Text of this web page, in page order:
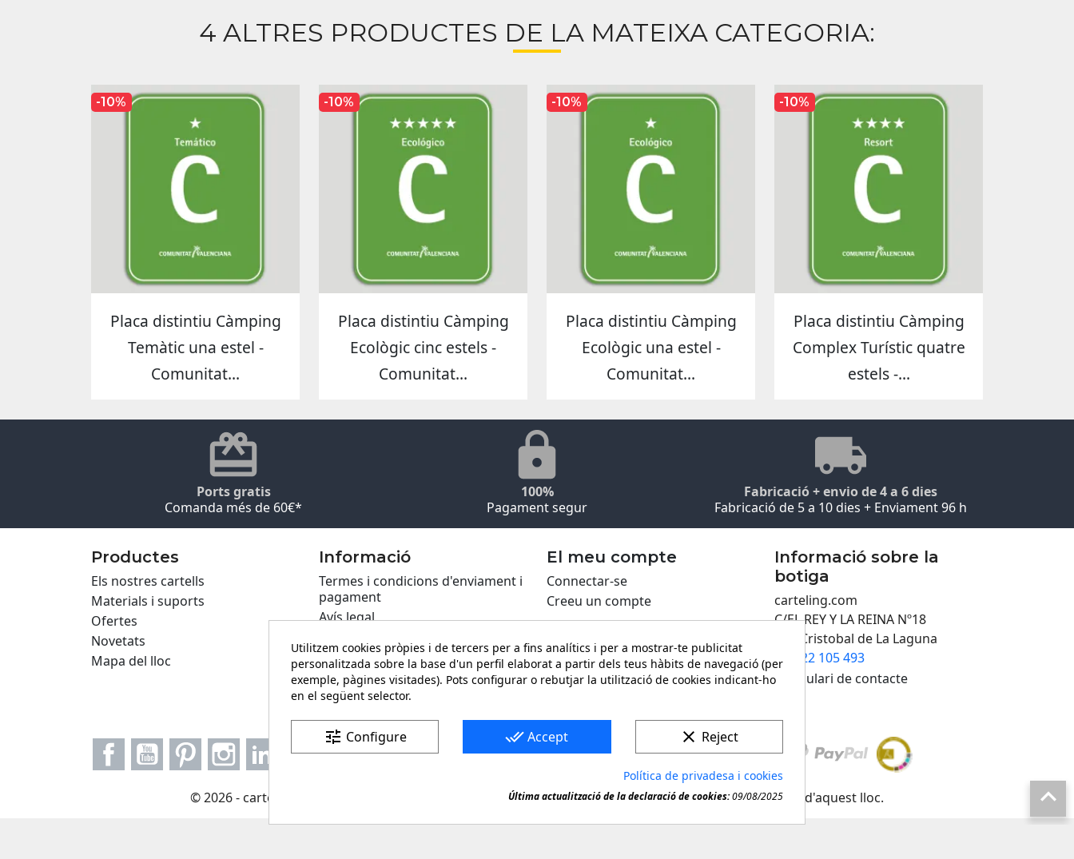
4 ALTRES PRODUCTES DE LA MATEIXA CATEGORIA:
Placa distintiu Càmping
Temàtic una estel -
Comunitat...
-10%
Placa distintiu Càmping
Ecològic cinc estels -
Comunitat...
-10%
Placa distintiu Càmping
Ecològic una estel -
Comunitat...
-10%
Placa distintiu Càmping
Complex Turístic quatre
estels -...
-10%
Ports gratis
Comanda més de 60€*
100%
Pagament segur
Fabricació + envio de 4 a 6 dies
Fabricació de 5 a 10 dies + Enviament 96 h
Productes
Els nostres cartells
Materials i suports
Ofertes
Novetats
Mapa del lloc
Informació
Termes i condicions d'enviament i
pagament
Avís legal
Privacitat
Carteling PRO
Formulari de contacte
El meu compte
Connectar-se
Creeu un compte
Informació sobre la
botiga
carteling.com
C/EL REY Y LA REINA Nº18
San Cristobal de La Laguna

922 105 493
Formulari de contacte
FacebookYouTubePinterestInstagramLinkedIn
© 2026 - carteling.com és una marca registrada. Còpia o reproducció prohibida de qualsevol material d'aquest lloc. 
Utilitzem cookies pròpies i de tercers per a fins analítics i per a mostrar-te publicitat
personalitzada sobre la base d'un perfil elaborat a partir dels teus hàbits de navegació (per
exemple, pàgines visitades). Pots configurar o rebutjar la utilització de cookies indicant-ho
en el següent selector.
tune Configure done_all Accept clear Reject
Política de privadesa i cookies
Última actualització de la declaració de cookies:09/08/2025